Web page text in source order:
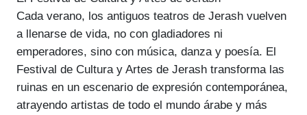
Cada verano, los antiguos teatros de Jerash vuelven
a llenarse de vida, no con gladiadores ni
emperadores, sino con música, danza y poesía. El
Festival de Cultura y Artes de Jerash transforma las
ruinas en un escenario de expresión contemporánea,
atrayendo artistas de todo el mundo árabe y más